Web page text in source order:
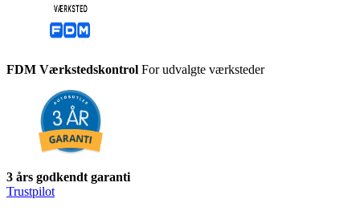
FDM Værkstedskontrol For udvalgte værksteder
3 års godkendt garanti
Trustpilot